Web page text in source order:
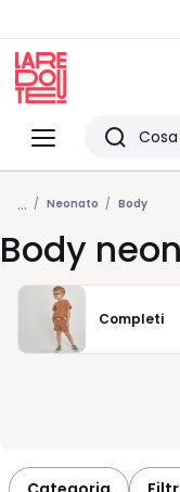
Menu
Redoute
Ricerca
Ultimi
articoli
visti
... Neonato Body
Body
Completi